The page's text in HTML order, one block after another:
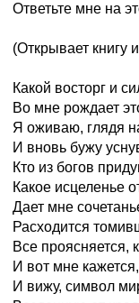
Ответьте мне на
(Открывает книгу
Какой восторг и
Во мне рождает
Я оживаю, глядя
И вновь бужу
Кто из богов
Какое исцеленье
Дает мне
Расходится
Все проясняется,
И вот мне
И вижу, символ